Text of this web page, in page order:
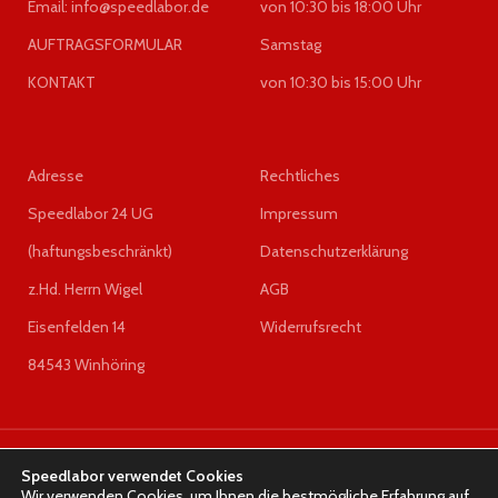
AG6D301100a 2S6R7M168SC,
2S6R7M168SB,AG9D301904a,
A0285456332, A0285456632,
A0285451932, A0285452032,
A0265450732, A0275453532,
A0235453832, A0255453032,
A0001533179, A0001533279
Email: info@speedlabor.de
AUFTRAGSFORMULAR
KONTAKT
von 10:30 bis 18:00 Uhr
Samstag
von 10:30 bis 15:00 Uhr
Adresse
Speedlabor 24 UG
(haftungsbeschränkt)
z.Hd. Herrn Wigel
Eisenfelden 14
84543 Winhöring
Rechtliches
Impressum
Datenschutzerklärung
AGB
Widerrufsrecht
Speedlabor verwendet Cookies